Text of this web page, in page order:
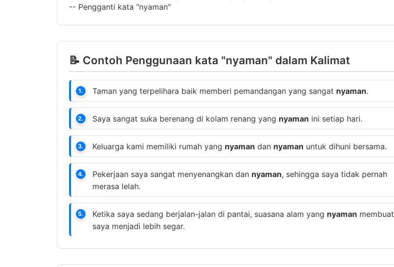
-- Pengganti kata "nyaman"
📝 Contoh Penggunaan kata "nyaman" dalam Kalimat
1. Taman yang terpelihara baik memberi pemandangan yang sangat nyaman.
2. Saya sangat suka berenang di kolam renang yang nyaman ini setiap hari.
3. Keluarga kami memiliki rumah yang nyaman dan nyaman untuk dihuni bersama.
4. Pekerjaan saya sangat menyenangkan dan nyaman, sehingga saya tidak pernah
merasa lelah.
5. Ketika saya sedang berjalan-jalan di pantai, suasana alam yang nyaman membuat
saya menjadi lebih segar.